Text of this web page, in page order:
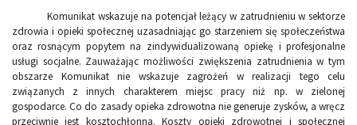
Komunikat wskazuje na potencjał leżący w zatrudnieniu w sektorze
zdrowia i opieki społecznej uzasadniając go starzeniem się społeczeństwa
oraz rosnącym popytem na zindywidualizowaną opiekę i profesjonalne
usługi socjalne. Zauważając możliwości zwiększenia zatrudnienia w tym
obszarze Komunikat nie wskazuje zagrożeń w realizacji tego celu
związanych z innych charakterem miejsc pracy niż np. w zielonej
gospodarce. Co do zasady opieka zdrowotna nie generuje zysków, a wręcz
przeciwnie jest kosztochłonna. Koszty opieki zdrowotnej i społecznej